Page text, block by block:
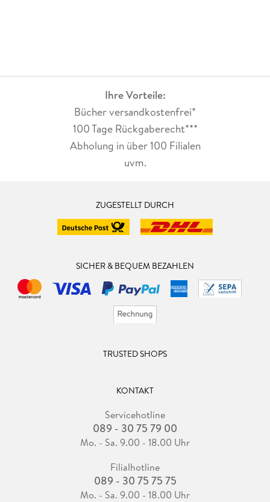
Ihre Vorteile:
Bücher versandkostenfrei*
100 Tage Rückgaberecht***
Abholung in über 100 Filialen
uvm.
ZUGESTELLT DURCH
SICHER & BEQUEM BEZAHLEN
TRUSTED SHOPS
KONTAKT
Servicehotline
089 - 30 75 79 00
Mo. - Sa. 9.00 - 18.00 Uhr
Filialhotline
089 - 30 75 75 75
Mo. - Sa. 9.00 - 18.00 Uhr